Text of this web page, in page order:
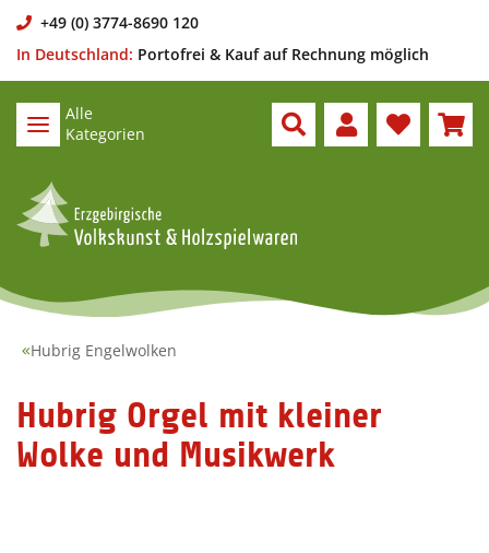
+49 (0) 3774-8690 120
In Deutschland: Portofrei & Kauf auf Rechnung möglich
Alle
Kategorien
Hubrig Engelwolken
Hubrig Orgel mit kleiner
Wolke und Musikwerk